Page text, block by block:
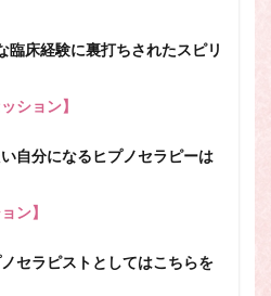
臨床経験に裏打ちされたスピリ
ション】
自分になるヒプノセラピーは
ン】
セラピストとしてはこちらを